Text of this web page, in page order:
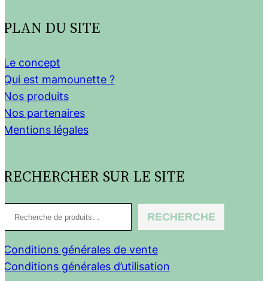
PLAN DU SITE
Le concept
Qui est mamounette ?
Nos produits
Nos partenaires
Mentions légales
RECHERCHER SUR LE SITE
e
c
h
RECHERCHE
Conditions générales de vente
Conditions générales d’utilisation